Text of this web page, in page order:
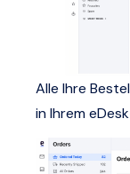
Alle Ihre
in Ihrem